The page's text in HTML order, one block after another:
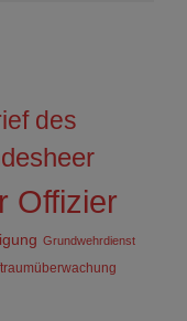
des
Offizier
Grundwehrdienst